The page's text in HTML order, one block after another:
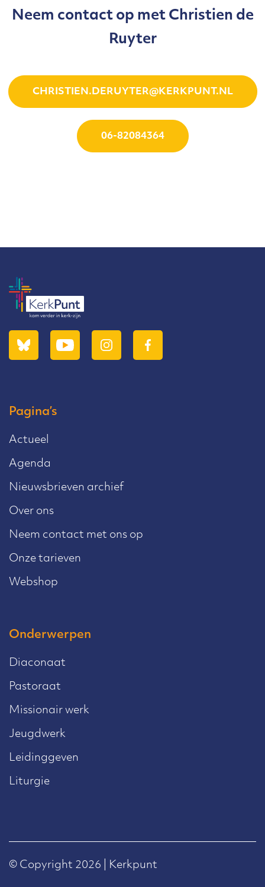
Neem contact op met Christien de
Ruyter
CHRISTIEN.DERUYTER@KERKPUNT.NL
06-82084364
Pagina’s
Actueel
Agenda
Nieuwsbrieven archief
Over ons
Neem contact met ons op
Onze tarieven
Webshop
Onderwerpen
Diaconaat
Pastoraat
Missionair werk
Jeugdwerk
Leidinggeven
Liturgie
© Copyright 2026 | Kerkpunt